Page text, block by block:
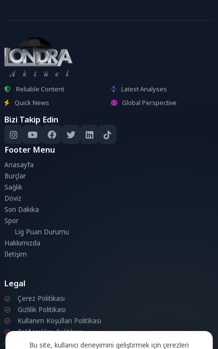
Reliable Content
Latest Analyses
Quick News
Global Perspective
Bizi Takip Edin
Footer Menu
Anasayfa
Burçlar
Sağlık
Döviz
Son Dakika
Spor
Lig Puan Durumu
Hakkımızda
İletişim
Legal
Çerez Politikası
Gizlilik Politikası
Kullanım Koşulları Politikası
Telif Hakları Politikası
İletişim
Bu site, kullanıcı deneyimini geliştirmek için çerezleri